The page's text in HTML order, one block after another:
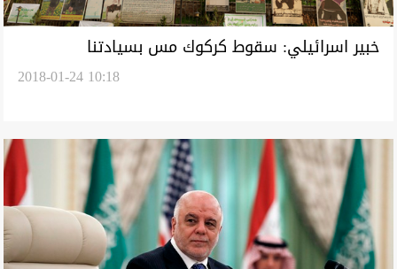
خبير اسرائيلي: سقوط كركوك مس بسيادتنا
2018-01-24 10:18